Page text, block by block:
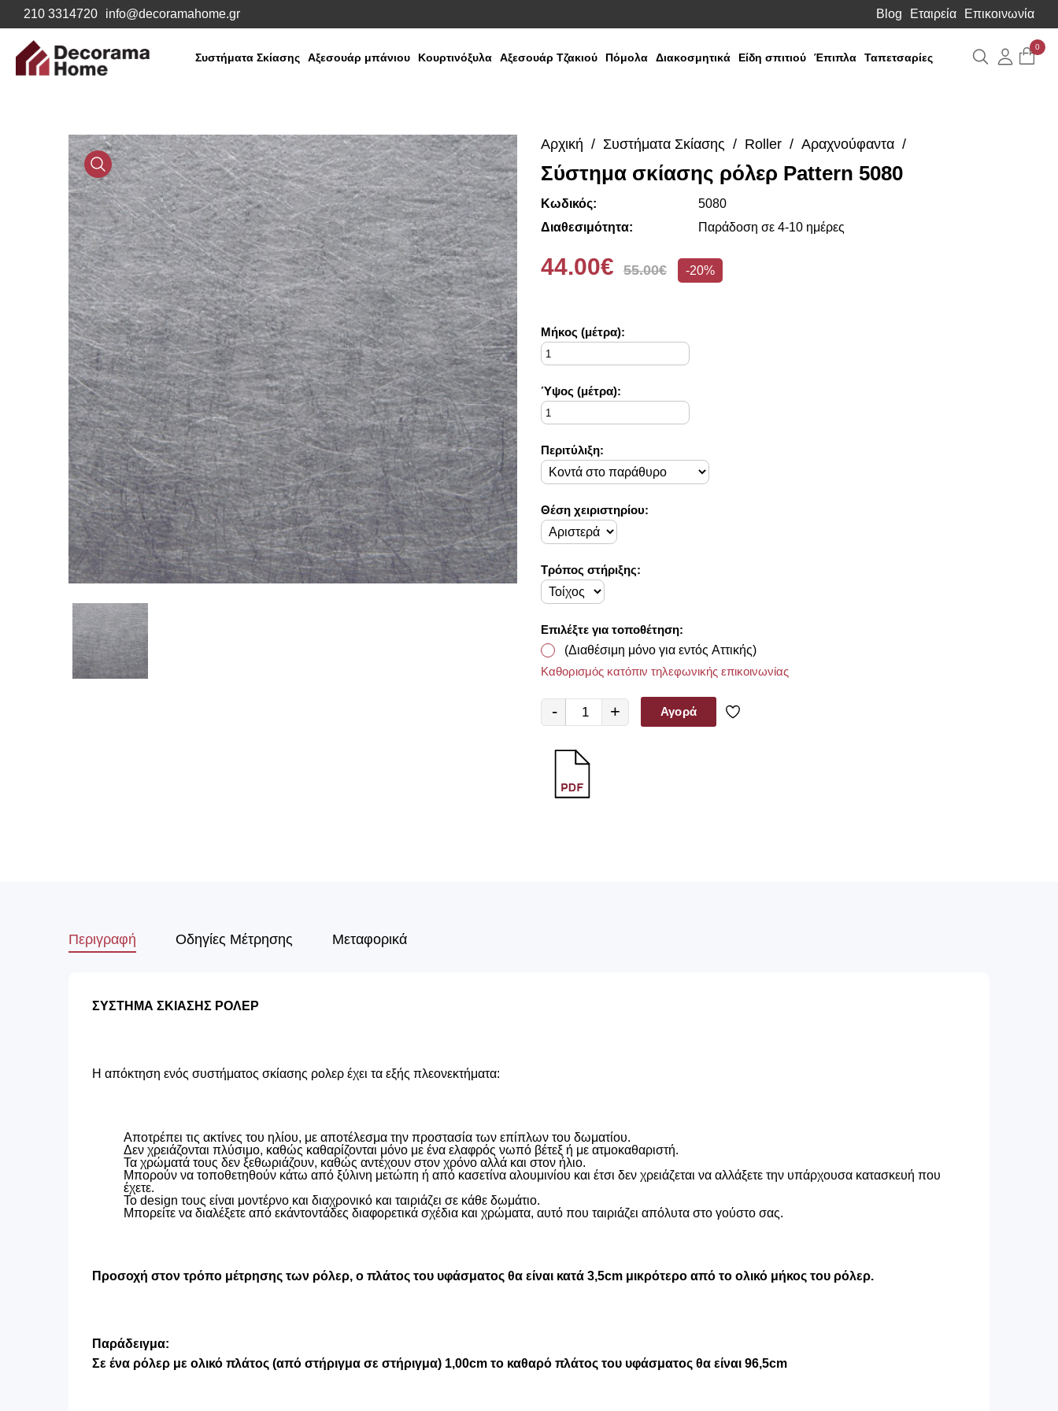
210 3314720 info@decoramahome.gr Blog Εταιρεία Επικοινωνία
Συστήματα Σκίασης Αξεσουάρ μπάνιου Κουρτινόξυλα Αξεσουάρ Τζακιού Πόμολα Διακοσμητικά Είδη σπιτιού Έπιπλα Ταπετσαρίες Αναζήτηση
0
Media
Gallery
Αρχική Συστήματα Σκίασης Roller Αραχνούφαντα
Σύστημα σκίασης ρόλερ Pattern 5080
Κωδικός:
5080
Διαθεσιμότητα:
Παράδοση σε 4-10 ημέρες
44.00€ 55.00€ -20%
Mήκος (μέτρα):
Ύψος (μέτρα):
Περιτύλιξη:
Θέση χειριστηρίου:
Τρόπος στήριξης:
Επιλέξτε για τοποθέτηση:
(Διαθέσιμη μόνο για εντός Αττικής)
Καθορισμός κατόπιν τηλεφωνικής επικοινωνίας
- + Αγορά
Περιγραφή Οδηγίες Μέτρησης Μεταφορικά
ΣΥΣΤΗΜΑ ΣΚΙΑΣΗΣ ΡΟΛΕΡ
Η απόκτηση ενός συστήματος σκίασης ρολερ έχει τα εξής πλεονεκτήματα:
Αποτρέπει τις ακτίνες του ηλίου, με αποτέλεσμα την προστασία των επίπλων του δωματίου.
Δεν χρειάζονται πλύσιμο, καθώς καθαρίζονται μόνο με ένα ελαφρός νωπό βέτεξ ή με ατμοκαθαριστή.
Τα χρώματά τους δεν ξεθωριάζουν, καθώς αντέχουν στον χρόνο αλλά και στον ήλιο.
Μπορούν να τοποθετηθούν κάτω από ξύλινη μετώπη ή από κασετίνα αλουμινίου και έτσι δεν χρειάζεται να αλλάξετε την υπάρχουσα κατασκευή που
έχετε.
Το design τους είναι μοντέρνο και διαχρονικό και ταιριάζει σε κάθε δωμάτιο.
Μπορείτε να διαλέξετε από εκάντοντάδες διαφορετικά σχέδια και χρώματα, αυτό που ταιριάζει απόλυτα στο γούστο σας.
Προσοχή στον τρόπο μέτρησης των ρόλερ, ο πλάτος του υφάσματος θα είναι κατά 3,5cm μικρότερο από το ολικό μήκος του ρόλερ.
Παράδειγμα:
Σε ένα ρόλερ με ολικό πλάτος (από στήριγμα σε στήριγμα) 1,00cm το καθαρό πλάτος του υφάσματος θα είναι 96,5cm